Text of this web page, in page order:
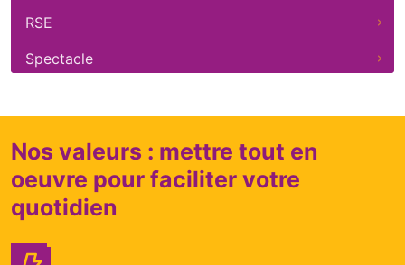
RSE
Spectacle
Nos valeurs : mettre tout en
oeuvre pour faciliter votre
quotidien